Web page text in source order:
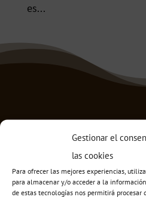
Gestionar el
las cookies
Para ofrecer las mejores experiencias,
para almacenar y/o acceder a la
de estas tecnologías nos permitirá
es...